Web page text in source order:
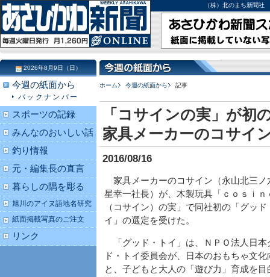
（株）北のまち新聞
ホーム 今週の紙面から 記事
「コサインの実」が初
家具メーカーのコサイ
2016/08/16
家具メーカーのコサイン（永山北三ノ
星幸一社長）が、木製玩具「ｃｏｓｉｎ
（コサイン）の実」で同社初の「グッド
イ」の選定を受けた。
「グッド・トイ」は、ＮＰＯ法人日本
ド・トイ委員会が、日本のおもちゃ文化
と、子どもと大人の「遊び力」育成を目
2026年8月9日（日）
今週の紙面から
バックナンバー
スポーツの記録
みんなのおいしい話
釣り情報
元・編集長の直言
暮らしの隅を彫る
旭川のアイヌ語地名研究
紙面掲載写真のご注文
リンク